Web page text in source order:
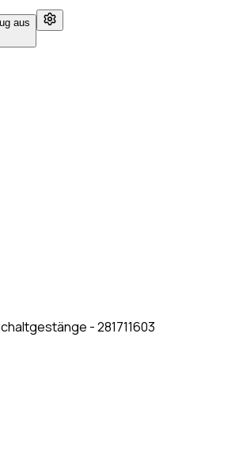
aus
- 281711603